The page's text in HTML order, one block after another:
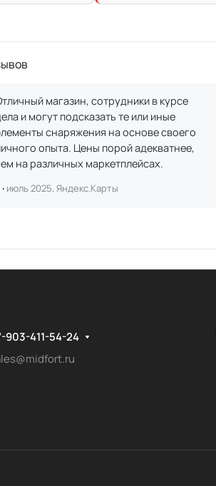
магазин, сотрудники в курсе
и могут подсказать те или иные
снаряжения на основе своего
опыта. Цены порой адекватнее,
на различных маркетплейсах.
июль 2025, Яндекс.Карты
903-411-54-24